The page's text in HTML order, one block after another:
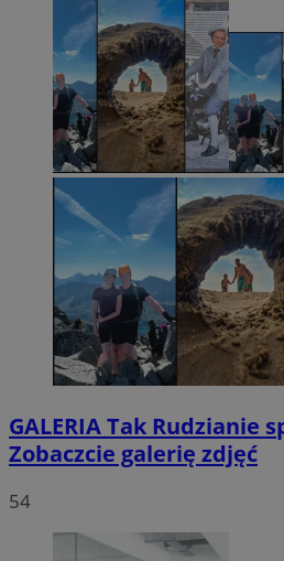
GALERIATak Rudzianie
Zobaczcie galerię zdjęć
54